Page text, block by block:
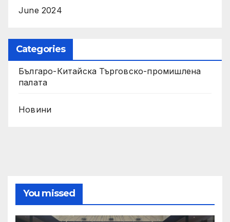
June 2024
Categories
Българо-Китайска Търговско-промишлена
палaта
Новини
You missed